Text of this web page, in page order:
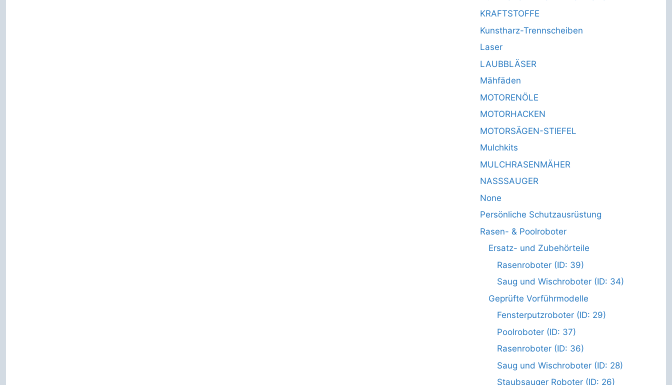
KRAFTSTOFFE
Kunstharz-Trennscheiben
Laser
LAUBBLÄSER
Mähfäden
MOTORENÖLE
MOTORHACKEN
MOTORSÄGEN-STIEFEL
Mulchkits
MULCHRASENMÄHER
NASSSAUGER
None
Persönliche Schutzausrüstung
Rasen- & Poolroboter
Ersatz- und Zubehörteile
Rasenroboter (ID: 39)
Saug und Wischroboter (ID: 34)
Geprüfte Vorführmodelle
Fensterputzroboter (ID: 29)
Poolroboter (ID: 37)
Rasenroboter (ID: 36)
Saug und Wischroboter (ID: 28)
Staubsauger Roboter (ID: 26)